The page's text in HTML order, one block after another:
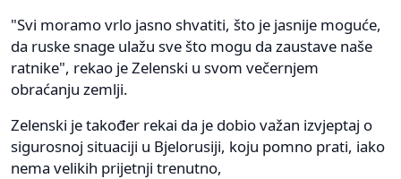
"Svi moramo vrlo jasno shvatiti, što je jasnije moguće,
da ruske snage ulažu sve što mogu da zaustave naše
ratnike", rekao je Zelenski u svom večernjem
obraćanju zemlji.
Zelenski je također rekai da je dobio važan izvjeptaj o
sigurosnoj situaciji u Bjelorusiji, koju pomno prati, iako
nema velikih prijetnji trenutno,